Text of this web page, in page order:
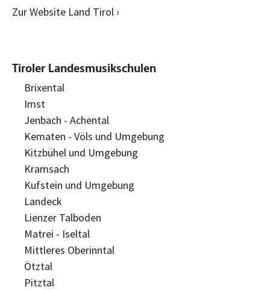
Zur Website Land Tirol ›
Tiroler Landesmusikschulen
Brixental
Imst
Jenbach - Achental
Kematen - Völs und Umgebung
Kitzbühel und Umgebung
Kramsach
Kufstein und Umgebung
Landeck
Lienzer Talboden
Matrei - Iseltal
Mittleres Oberinntal
Ötztal
Pitztal